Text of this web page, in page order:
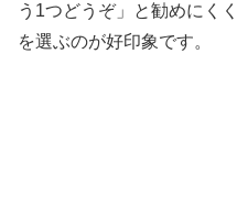
う1つどうぞ」と勧めにく
を選ぶのが好印象です。